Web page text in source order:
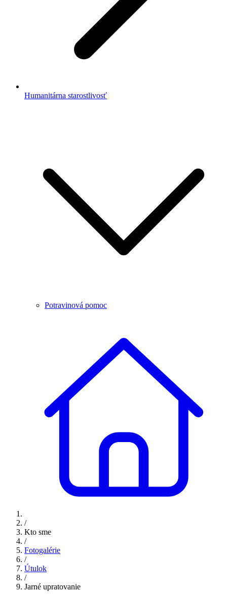
Humanitárna starostlivosť
Potravinová pomoc
/
Kto sme
/
Fotogalérie
/
Útulok
/
Jarné upratovanie